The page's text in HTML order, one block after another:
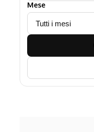
Mese